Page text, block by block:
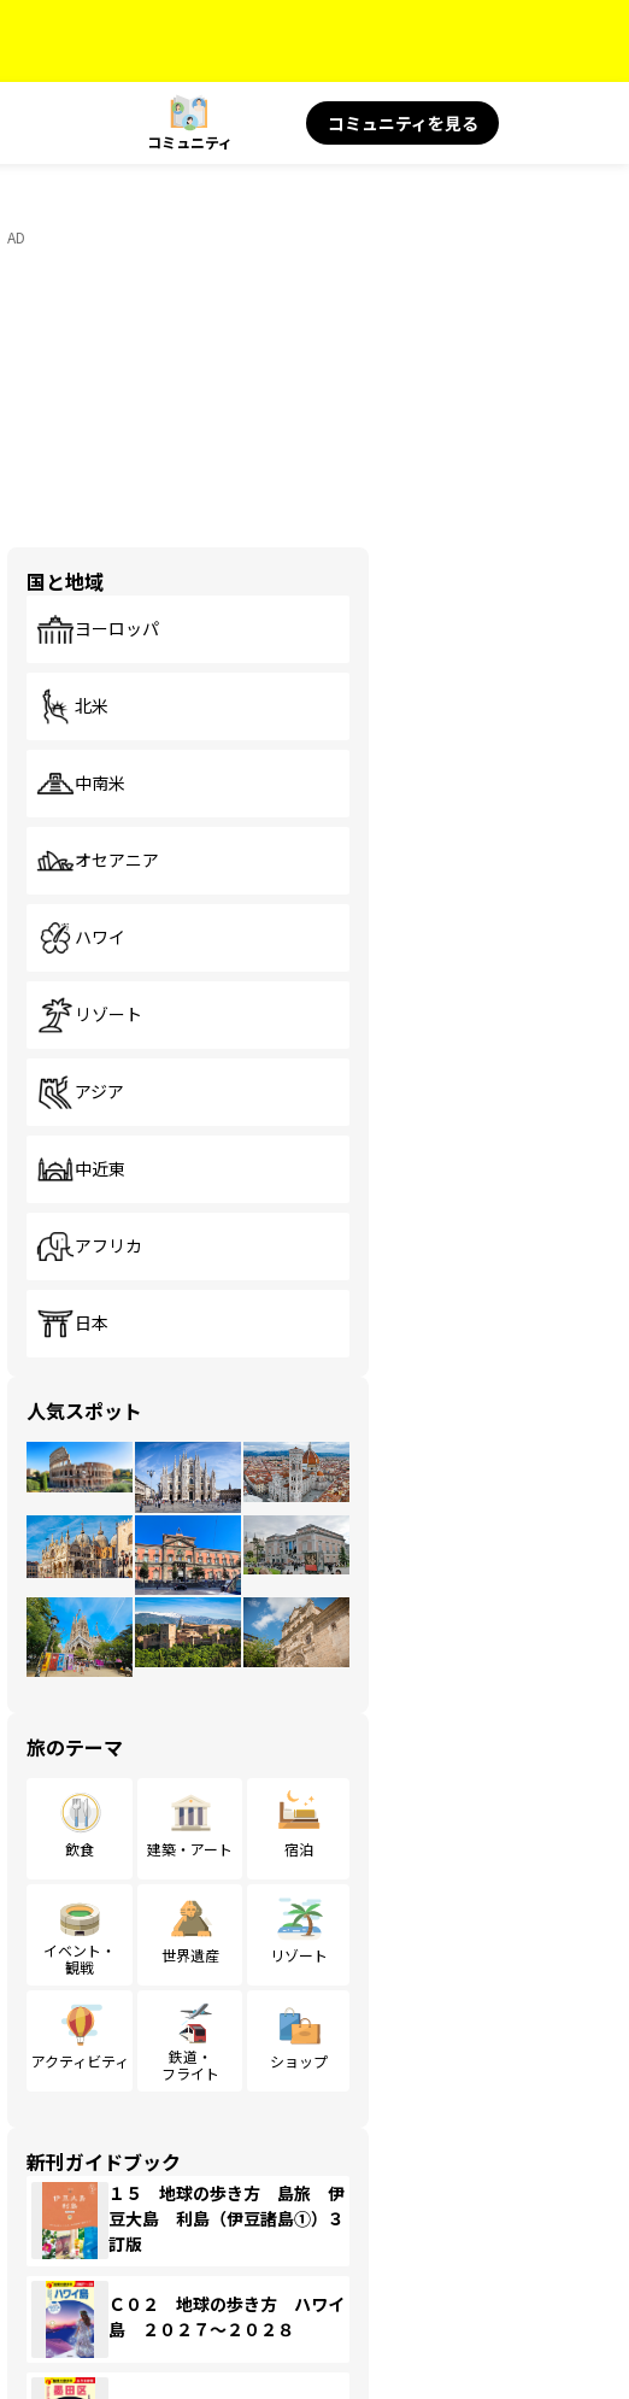
コミュニティ
コミュニティを見る
AD
国と地域
ヨーロッパ
北米
中南米
オセアニア
ハワイ
リゾート
アジア
中近東
アフリカ
日本
人気スポット
旅のテーマ
飲食 建築・アート 宿泊
イベント・
観戦
世界遺産 リゾート
アクティビティ
鉄道・
フライト
ショップ
新刊ガイドブック
１５ 地球の歩き方 島旅 伊
豆大島 利島（伊豆諸島①）３
訂版
Ｃ０２ 地球の歩き方 ハワイ
島 ２０２７～２０２８